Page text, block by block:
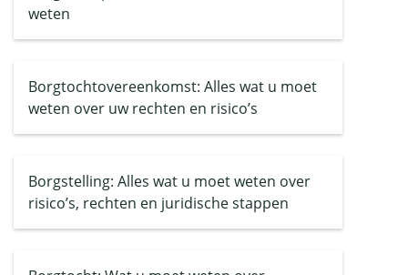
weten
Borgtochtovereenkomst: Alles wat u moet
weten over uw rechten en risico’s
Borgstelling: Alles wat u moet weten over
risico’s, rechten en juridische stappen